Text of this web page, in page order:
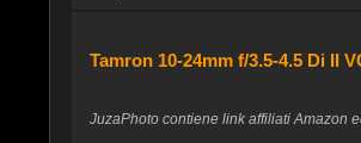
Tamron 10-24mm f/3.5-4.5 Di II
JuzaPhoto contiene link affiliati Amazon